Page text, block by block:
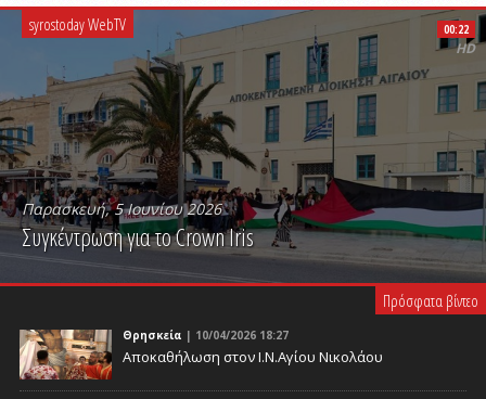
syrostoday WebTV
Παρασκευή, 5 Ιουνίου 2026
Συγκέντρωση για το Crown Iris
PLAY VIDEO
00:22
HD
Πρόσφατα βίντεο
Θρησκεία | 10/04/2026 18:27
Αποκαθήλωση στον Ι.Ν.Αγίου Νικολάου